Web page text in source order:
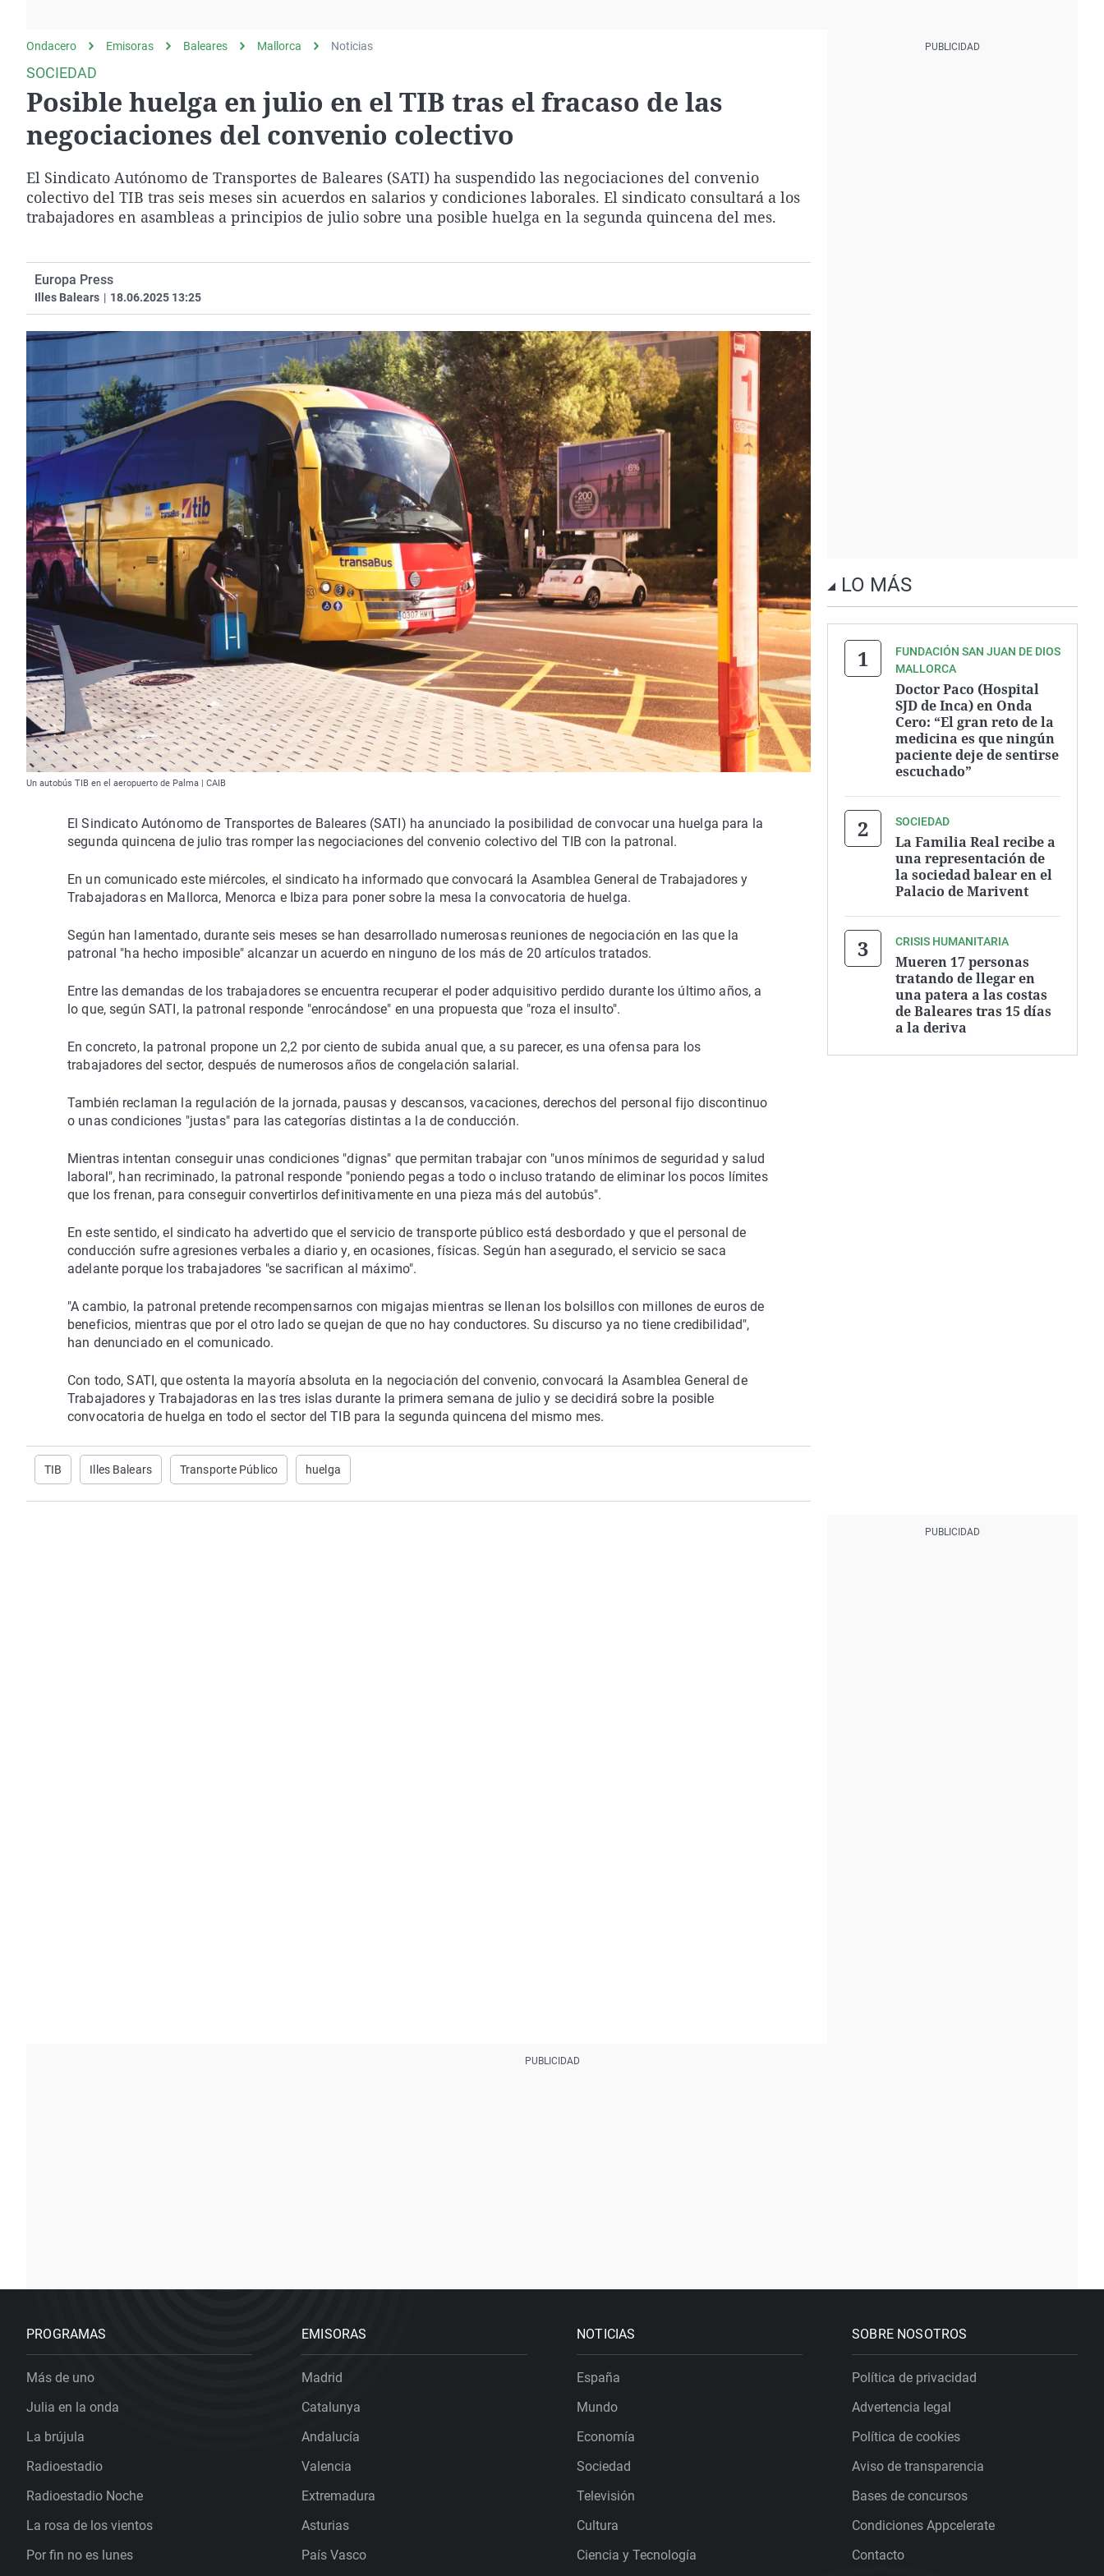
Operación Viuda
Negra
Navarra
Ondacero Emisoras Baleares Mallorca Noticias
SOCIEDAD
Posible huelga en julio en el TIB tras el fracaso de las
negociaciones del convenio colectivo
El Sindicato Autónomo de Transportes de Baleares (SATI) ha suspendido las negociaciones del convenio
colectivo del TIB tras seis meses sin acuerdos en salarios y condiciones laborales. El sindicato consultará a los
trabajadores en asambleas a principios de julio sobre una posible huelga en la segunda quincena del mes.
Europa Press
Illes Balears | 18.06.2025 13:25
Un autobús TIB en el aeropuerto de Palma | CAIB
El Sindicato Autónomo de Transportes de Baleares (SATI) ha anunciado la posibilidad de convocar una huelga para la
segunda quincena de julio tras romper las negociaciones del convenio colectivo del TIB con la patronal.
En un comunicado este miércoles, el sindicato ha informado que convocará la Asamblea General de Trabajadores y
Trabajadoras en Mallorca, Menorca e Ibiza para poner sobre la mesa la convocatoria de huelga.
Según han lamentado, durante seis meses se han desarrollado numerosas reuniones de negociación en las que la
patronal "ha hecho imposible" alcanzar un acuerdo en ninguno de los más de 20 artículos tratados.
Entre las demandas de los trabajadores se encuentra recuperar el poder adquisitivo perdido durante los último años, a
lo que, según SATI, la patronal responde "enrocándose" en una propuesta que "roza el insulto".
En concreto, la patronal propone un 2,2 por ciento de subida anual que, a su parecer, es una ofensa para los
trabajadores del sector, después de numerosos años de congelación salarial.
También reclaman la regulación de la jornada, pausas y descansos, vacaciones, derechos del personal fijo discontinuo
o unas condiciones "justas" para las categorías distintas a la de conducción.
Mientras intentan conseguir unas condiciones "dignas" que permitan trabajar con "unos mínimos de seguridad y salud
laboral", han recriminado, la patronal responde "poniendo pegas a todo o incluso tratando de eliminar los pocos límites
que los frenan, para conseguir convertirlos definitivamente en una pieza más del autobús".
En este sentido, el sindicato ha advertido que el servicio de transporte público está desbordado y que el personal de
conducción sufre agresiones verbales a diario y, en ocasiones, físicas. Según han asegurado, el servicio se saca
adelante porque los trabajadores "se sacrifican al máximo".
"A cambio, la patronal pretende recompensarnos con migajas mientras se llenan los bolsillos con millones de euros de
beneficios, mientras que por el otro lado se quejan de que no hay conductores. Su discurso ya no tiene credibilidad",
han denunciado en el comunicado.
Con todo, SATI, que ostenta la mayoría absoluta en la negociación del convenio, convocará la Asamblea General de
Trabajadores y Trabajadoras en las tres islas durante la primera semana de julio y se decidirá sobre la posible
convocatoria de huelga en todo el sector del TIB para la segunda quincena del mismo mes.
TIB Illes Balears Transporte Público huelga
LO MÁS
FUNDACIÓN SAN JUAN DE DIOS
MALLORCA
Doctor Paco (Hospital
SJD de Inca) en Onda
Cero: “El gran reto de la
medicina es que ningún
paciente deje de sentirse
escuchado”
SOCIEDAD
La Familia Real recibe a
una representación de
la sociedad balear en el
Palacio de Marivent
CRISIS HUMANITARIA
Mueren 17 personas
tratando de llegar en
una patera a las costas
de Baleares tras 15 días
a la deriva
PROGRAMAS
Más de uno
Julia en la onda
La brújula
Radioestadio
Radioestadio Noche
La rosa de los vientos
Por fin no es lunes
EMISORAS
Madrid
Catalunya
Andalucía
Valencia
Extremadura
Asturias
País Vasco
NOTICIAS
España
Mundo
Economía
Sociedad
Televisión
Cultura
Ciencia y Tecnología
SOBRE NOSOTROS
Política de privacidad
Advertencia legal
Política de cookies
Aviso de transparencia
Bases de concursos
Condiciones Appcelerate
Contacto